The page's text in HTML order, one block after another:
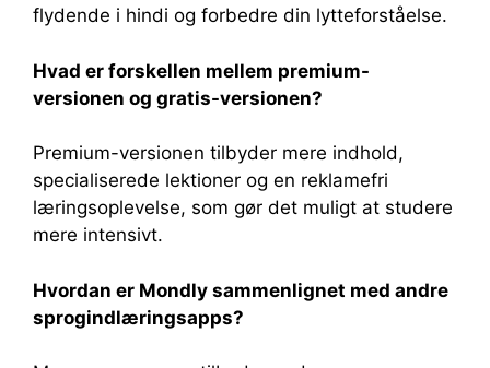
flydende i hindi og forbedre din lytteforståelse.
Hvad er forskellen mellem premium-
versionen og gratis-versionen?
Premium-versionen tilbyder mere indhold,
specialiserede lektioner og en reklamefri
læringsoplevelse, som gør det muligt at studere
mere intensivt.
Hvordan er Mondly sammenlignet med andre
sprogindlæringsapps?